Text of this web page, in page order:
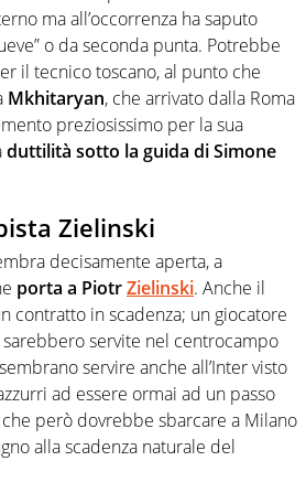
ma all’occorrenza ha saputo
o da seconda punta. Potrebbe
il tecnico toscano, al punto che
Mkhitaryan, che arrivato dalla Roma
preziosissimo per la sua
duttilità sotto la guida di Simone
Zielinski
decisamente aperta, a
porta a PiotrZielinski. Anche il
contratto in scadenza; un giocatore
servite nel centrocampo
servire anche all’Inter visto
ad essere ormai ad un passo
però dovrebbe sbarcare a Milano
alla scadenza naturale del